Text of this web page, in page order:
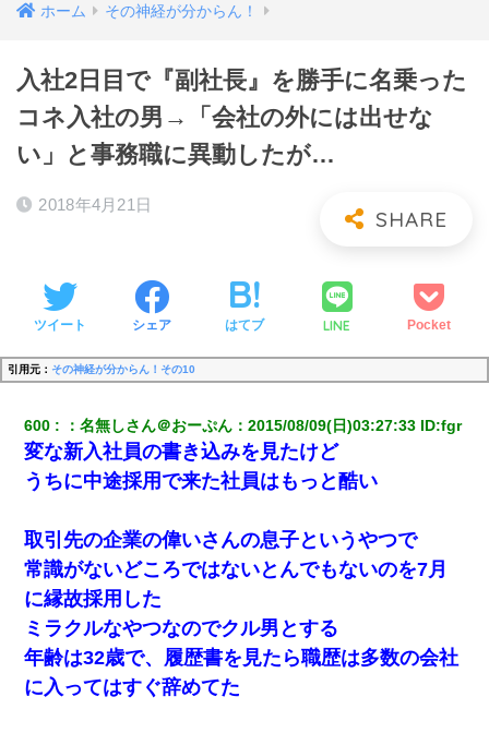
ホーム その神経が分からん！
入社2日目で『副社長』を勝手に名乗った
コネ入社の男→「会社の外には出せな
い」と事務職に異動したが…
2018年4月21日
ツイート シェア はてブ LINE Pocket
引用元： その神経が分からん！その10
600 ：名無しさん＠おーぷん ：2015/08/09(日)03:27:33 ID:fgr
変な新入社員の書き込みを見たけど
うちに中途採用で来た社員はもっと酷い
取引先の企業の偉いさんの息子というやつで
常識がないどころではないとんでもないのを7月
に縁故採用した
ミラクルなやつなのでクル男とする
年齢は32歳で、履歴書を見たら職歴は多数の会社
に入ってはすぐ辞めてた